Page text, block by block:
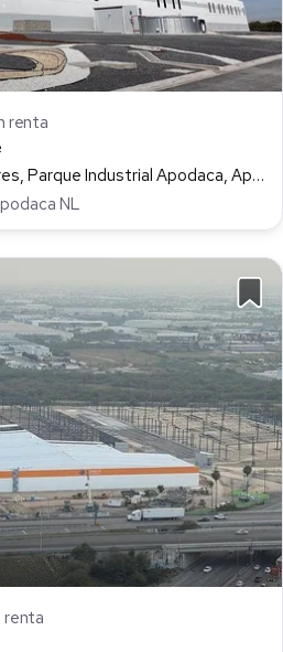
renta
Carretera A Dulces Nombres, Parque Industrial Apodaca, Apodaca
NL
renta